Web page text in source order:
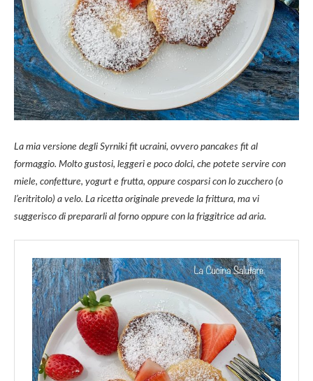
La mia versione degli Syrniki fit ucraini, ovvero pancakes fit al
formaggio. Molto gustosi, leggeri e poco dolci, che potete servire con
miele, confetture, yogurt e frutta, oppure cosparsi con lo zucchero (o
l’eritritolo) a velo. La ricetta originale prevede la frittura, ma vi
suggerisco di prepararli al forno oppure con la friggitrice ad aria.